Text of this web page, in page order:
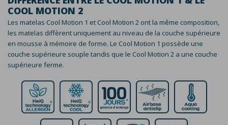
COOL MOTION 2
Les matelas Cool Motion 1 et Cool Motion 2 ont la même composition,
les matelas diffèrent uniquement au niveau de la couche supérieure
en mousse à mémoire de forme. Le Cool Motion 1 possède une
couche supérieure souple tandis que le Cool Motion 2 a une couche
supérieure ferme.